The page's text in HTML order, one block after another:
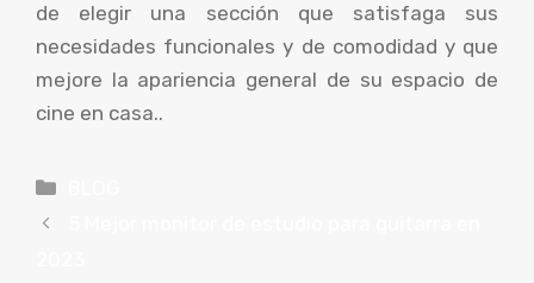
de elegir una sección que satisfaga sus
necesidades funcionales y de comodidad y que
mejore la apariencia general de su espacio de
cine en casa..